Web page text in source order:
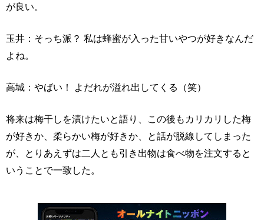
が良い。
玉井：そっち派？ 私は蜂蜜が入った甘いやつが好きなんだ
よね。
高城：やばい！ よだれが溢れ出してくる（笑）
将来は梅干しを漬けたいと語り、この後もカリカリした梅
が好きか、柔らかい梅が好きか、と話が脱線してしまった
が、とりあえずは二人とも引き出物は食べ物を注文すると
いうことで一致した。